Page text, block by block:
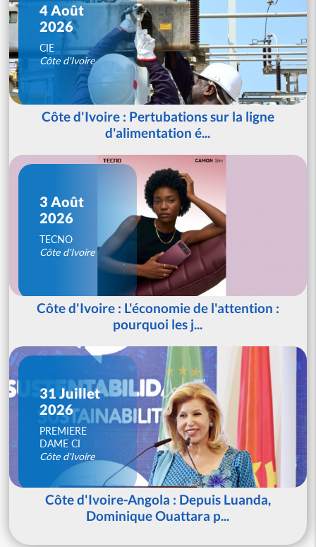
4 Août
2026
CIE
Côte d'Ivoire
Côte d'Ivoire : Pertubations sur la ligne
d'alimentation é...
3 Août
2026
TECNO
Côte d'Ivoire
Côte d'Ivoire : L'économie de l'attention :
pourquoi les j...
31 Juillet
2026
PREMIERE
DAME CI
Côte d'Ivoire
Côte d'Ivoire-Angola : Depuis Luanda,
Dominique Ouattara p...